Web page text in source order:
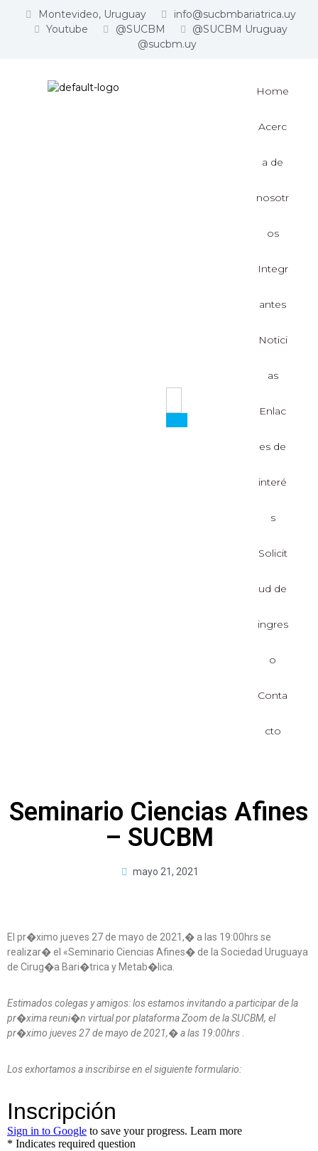
Montevideo, Uruguay
info@sucbmbariatrica.uy
Youtube
@SUCBM
@SUCBM Uruguay
@sucbm.uy
Home
Acerc
a de
nosotr
os
Integr
antes
Notici
as
Enlac
es de
interé
s
Solicit
ud de
ingres
o
Conta
cto
Seminario Ciencias Afines
– SUCBM
mayo 21, 2021
El pr�ximo jueves 27 de mayo de 2021,� a las 19:00hrs se
realizar� el «Seminario Ciencias Afines� de la Sociedad Uruguaya
de Cirug�a Bari�trica y Metab�lica.
Estimados colegas y amigos: los estamos invitando a participar de la
pr�xima reuni�n virtual por plataforma Zoom de la SUCBM, el
pr�ximo jueves 27 de mayo de 2021,� a las 19:00hrs
Los exhortamos a inscribirse en el siguiente formulario: